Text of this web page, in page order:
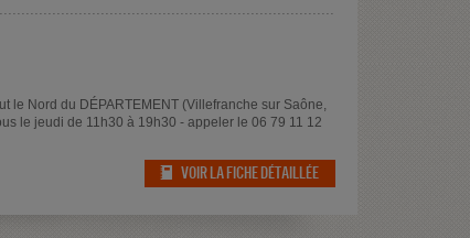
le Nord du DÉPARTEMENT (Villefranche sur Saône,
le jeudi de 11h30 à 19h30 - appeler le 06 79 11 12
VOIR LA FICHE DÉTAILLÉE